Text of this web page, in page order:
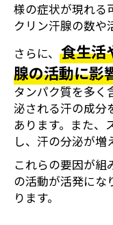
様の症状が現れる
クリン汗腺の数や
さらに、 食生活
腺の活動に影
タンパク質を多く
泌される汗の成分
あります。また、
し、汗の分泌が増
これらの要因が組
の活動が活発にな
ります。